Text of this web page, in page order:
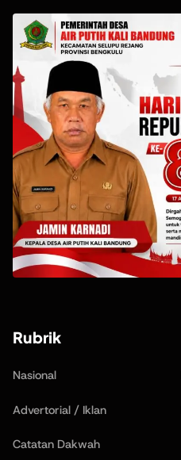
Rubrik
Nasional
Advertorial / Iklan
Catatan Dakwah